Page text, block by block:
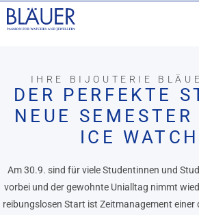
IHRE BIJOUTERIE
DER PERFEKTE
NEUE
ICE
Am 30.9. sind für viele Studentinnen und
vorbei und der gewohnte Unialltag nimmt
reibungslosen Start ist Zeitmanagement